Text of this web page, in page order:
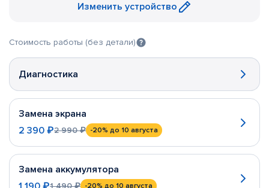
Изменить устройство
Стоимость работы (без детали)
Диагностика
Замена экрана
2 390 ₽2 990 ₽ -20% до 10 августа
Замена аккумулятора
1 490 ₽ -20% до 10 августа